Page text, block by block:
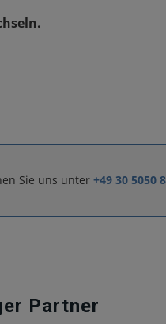
Sie uns unter +49 30 5050
Partner